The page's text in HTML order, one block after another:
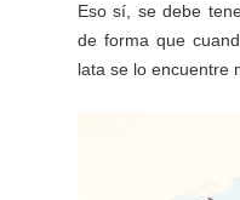
Eso sí, se debe
de forma que
lata se lo encuentre